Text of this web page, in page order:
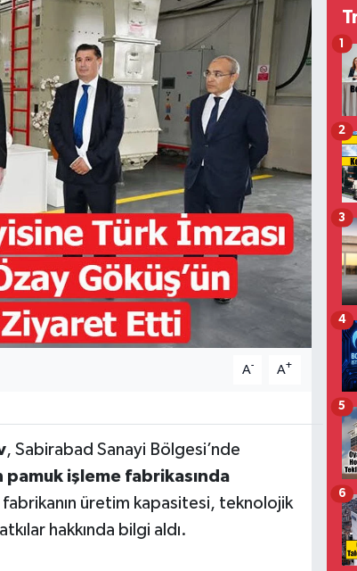
A- A+
, Sabirabad Sanayi Bölgesi’nde
pamuk işleme fabrikasında
üretim kapasitesi, teknolojik
hakkında bilgi aldı.
1
2
3
4
5
6